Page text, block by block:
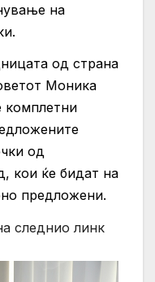
на
од страна
Моника
комплетни
од
кои ќе бидат на
предложени.
следнио линк